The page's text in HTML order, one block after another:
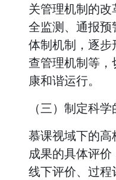
关管理机制的
全监测、通报
体制机制，逐
查管理机制等
康和谐运行。
（三）制定科
慕课视域下的高
成果的具体评
线下评价、过